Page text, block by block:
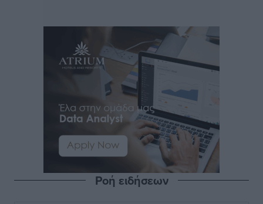
Ροή ειδήσεων